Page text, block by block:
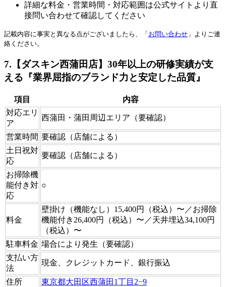
詳細な料金・営業時間・対応範囲は公式サイトより直
接問い合わせて確認してください
記載内容に事実と異なる点がございましたら、「 お問い合わせ 」よりご連
絡ください。
7.【ダスキン西蒲田店】30年以上の研修実績が支
える『業界屈指のブランド力と安定した品質』
項目
内容
対応エリ
ア
西蒲田・蒲田周辺エリア（要確認）
営業時間 要確認（店舗による）
土日祝対
応
要確認（店舗による）
お掃除機
能付き対
応
○
料金
壁掛け（機能なし）15,400円（税込）〜／お掃除
機能付き26,400円（税込）〜／天井埋込34,100円
（税込）〜
駐車料金 場合により発生（要確認）
支払い方
法
現金、クレジットカード、銀行振込
住所
東京都大田区西蒲田1丁目2−9